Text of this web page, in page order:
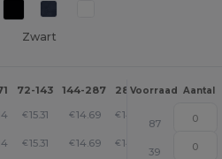
Zwart
72-143 144-287 288 + Meer
Voorraad Aantal
€ 15.31 €14.69 €14.08
87
€ 15.31 €14.69 €14.08
39